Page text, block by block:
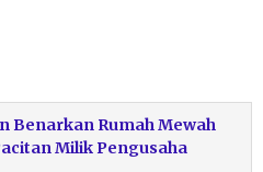
Benarkan Rumah Mewah
Milik Pengusaha